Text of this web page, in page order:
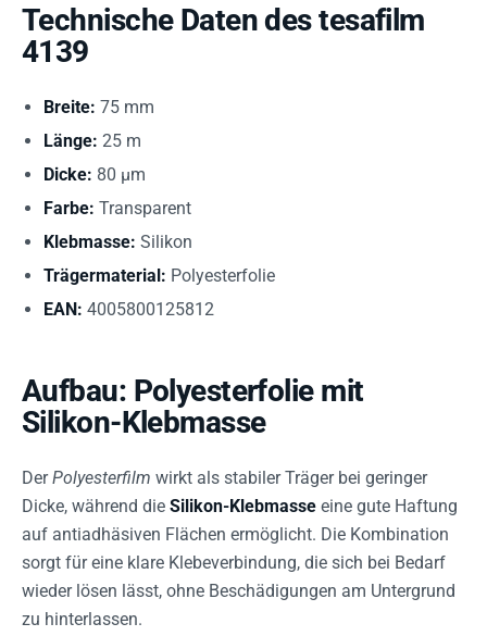
Technische Daten des tesafilm
4139
Breite: 75 mm
Länge: 25 m
Dicke: 80 µm
Farbe: Transparent
Klebmasse: Silikon
Trägermaterial: Polyesterfolie
EAN: 4005800125812
Aufbau: Polyesterfolie mit
Silikon-Klebmasse
DerPolyesterfilm wirkt als stabiler Träger bei geringer
Dicke, während die Silikon-Klebmasse eine gute Haftung
auf antiadhäsiven Flächen ermöglicht. Die Kombination
sorgt für eine klare Klebeverbindung, die sich bei Bedarf
wieder lösen lässt, ohne Beschädigungen am Untergrund
zu hinterlassen.